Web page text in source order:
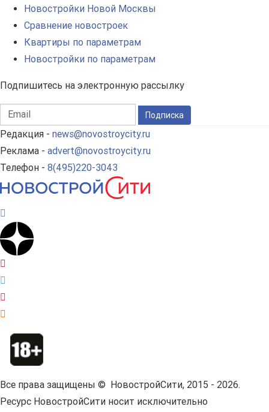
Новостройки Новой Москвы
Сравнение новостроек
Квартиры по параметрам
Новостройки по параметрам
Подпишитесь на электронную рассылку
Подписка
Редакция - news@novostroycity.ru
Реклама - advert@novostroycity.ru
Телефон - 8(495)220-3043
Все права защищены © НовостройСити, 2015 - 2026.
Ресурс НовостройСити носит исключительно